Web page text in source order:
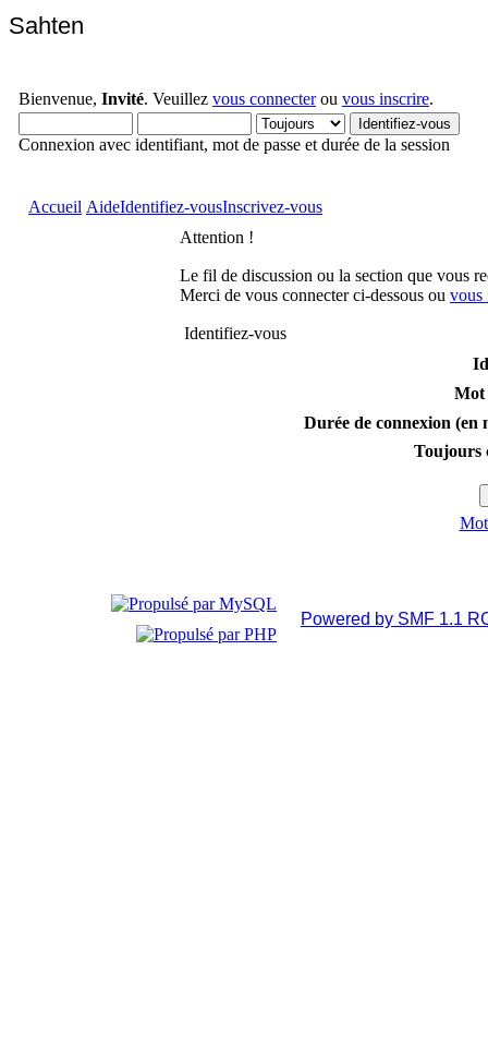
Sahten
Bienvenue, Invité. Veuillez vous connecterou vous inscrire.
Connexion avec identifiant, mot de passe et durée de la session
Accueil AideIdentifiez-vousInscrivez-vous
Attention !
Le fil de discussion ou la section que vous
Merci de vous connecter ci-dessous ou vous
Identifiez-vous
Mot
Durée de connexion (en
Toujours
Powered by SMF 1.1